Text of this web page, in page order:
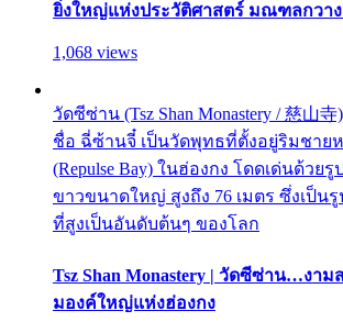
ยิ่งใหญ่แห่งประวัติศาสตร์ มณฑลกวาง
1,068 views
วัดซีซ่าน (Tsz Shan Monastery / 慈山
ชื่อ ฉี่ซ้านจี๋ เป็นวัดพุทธที่ตั้งอยู่ริมชาย
(Repulse Bay) ในฮ่องกง โดดเด่นด้วย
ขาวขนาดใหญ่ สูงถึง 76 เมตร ซึ่งเป็น
ที่สูงเป็นอันดับต้นๆ ของโลก
Tsz Shan Monastery | วัดซีซ่าน…งาม
มองค์ใหญ่แห่งฮ่องกง